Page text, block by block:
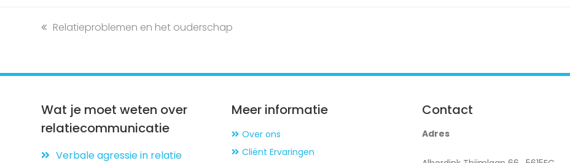
previous
Relatieproblemen en het ouderschap
Wat je moet weten over
relatiecommunicatie
Verbale agressie in relatie
Meer informatie
Over ons
Cliënt Ervaringen
Contact
Adres